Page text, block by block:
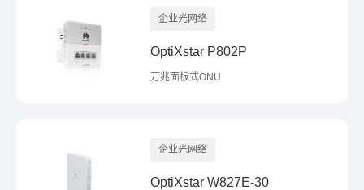
企业光网络
OptiXstar P802P
万兆面板式ONU
企业光网络
OptiXstar W827E-30